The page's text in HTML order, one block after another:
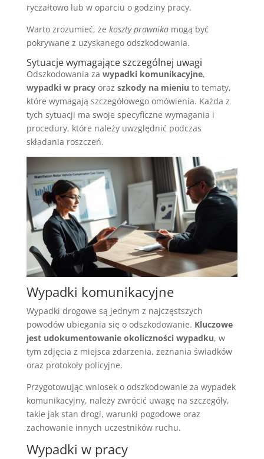
ryczałtowo lub w oparciu o godziny pracy.
Warto zrozumieć, że koszty prawnikamogą być
pokrywane z uzyskanego odszkodowania.
Sytuacje wymagające szczególnej uwagi
Odszkodowania za wypadki komunikacyjne,
wypadki w pracyoraz szkody na mieniu to tematy,
które wymagają szczegółowego omówienia. Każda z
tych sytuacji ma swoje specyficzne wymagania i
procedury, które należy uwzględnić podczas
składania roszczeń.
Wypadki komunikacyjne
Wypadki drogowe są jednym z najczęstszych
powodów ubiegania się o odszkodowanie. Kluczowe
jest udokumentowanie okoliczności wypadku, w
tym zdjęcia z miejsca zdarzenia, zeznania świadków
oraz protokoły policyjne.
Przygotowując wniosek o odszkodowanie za wypadek
komunikacyjny, należy zwrócić uwagę na szczegóły,
takie jak stan drogi, warunki pogodowe oraz
zachowanie innych uczestników ruchu.
Wypadki w pracy